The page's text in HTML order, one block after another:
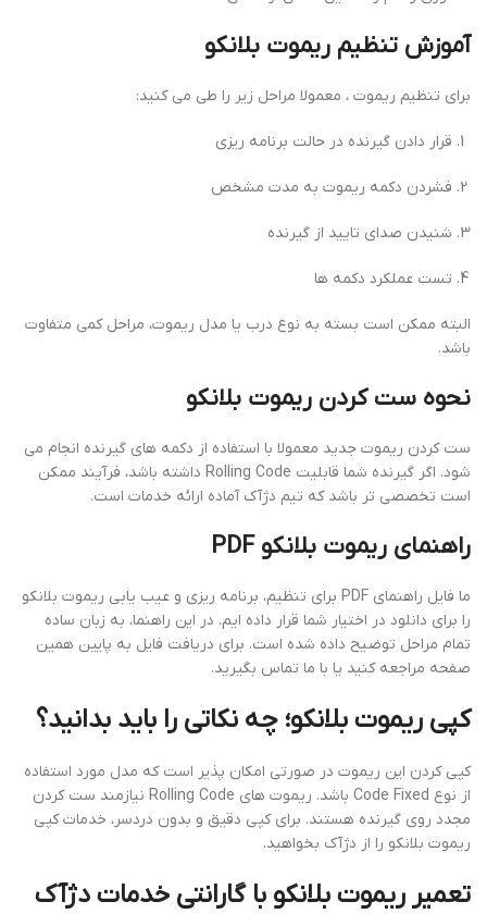
آموزش تنظیم ریموت بلانکو
برای تنظیم ریموت ، معمولا مراحل زیر را طی می کنید:
قرار دادن گیرنده در حالت برنامه ریزی
فشردن دکمه ریموت به مدت مشخص
شنیدن صدای تایید از گیرنده
تست عملکرد دکمه ها
البته ممکن است بسته به نوع درب یا مدل ریموت، مراحل کمی متفاوت
باشد.
نحوه ست کردن ریموت بلانکو
ست کردن ریموت جدید معمولا با استفاده از دکمه های گیرنده انجام می
شود. اگر گیرنده شما قابلیت Rolling Code داشته باشد، فرآیند ممکن
است تخصصی تر باشد که تیم دژآک آماده ارائه خدمات است.
راهنمای ریموت بلانکو PDF
ما فایل راهنمای PDF برای تنظیم، برنامه ریزی و عیب یابی ریموت بلانکو
را برای دانلود در اختیار شما قرار داده ایم. در این راهنما، به زبان ساده
تمام مراحل توضیح داده شده است. برای دریافت فایل به پایین همین
صفحه مراجعه کنید یا با ما تماس بگیرید.
کپی ریموت بلانکو؛ چه نکاتی را باید بدانید؟
کپی کردن این ریموت در صورتی امکان پذیر است که مدل مورد استفاده
از نوع Code Fixed باشد. ریموت های Rolling Code نیازمند ست کردن
مجدد روی گیرنده هستند. برای کپی دقیق و بدون دردسر، خدمات کپی
ریموت بلانکو را از دژآک بخواهید.
تعمیر ریموت بلانکو با گارانتی خدمات دژآک